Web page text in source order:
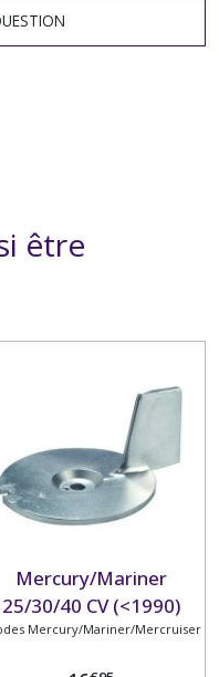
être
Mercury/Mariner
25/30/40 CV (<1990)
Mercury/Mariner/Mercruiser